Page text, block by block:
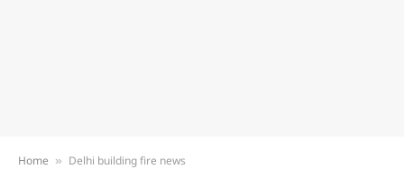
Home » Delhi building fire news